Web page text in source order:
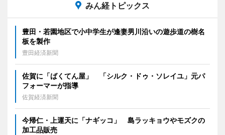
みん経トピックス
豊田・若園地区で小中学生が逢妻男川沿いの遊歩道の樹名
板を製作
豊田経済新聞
佐賀に「ばくてん屋」 「シルク・ドゥ・ソレイユ」元パ
フォーマーが指導
佐賀経済新聞
今帰仁・上運天に「ナギッコ」 島ラッキョウやモズクの
加工品販売